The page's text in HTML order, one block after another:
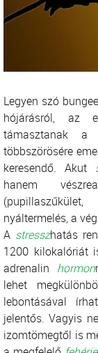
Legyen szó
hójárásról, az
támasztanak a
többszörösére
keresendő. Akut
hanem
nyáltermelés, a
A stresszhatás
1200 kilokalóriát
adrenalin hormon
lehet
lebontásával
jelentős. Vagyis
izomtömegtől is